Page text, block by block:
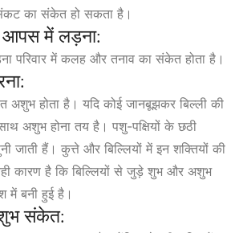
संकट का संकेत हो सकता है।
आपस में लड़ना:
परिवार में कलह और तनाव का संकेत होता है।
अशुभ होता है। यदि कोई जानबूझकर बिल्ली की
अशुभ होना तय है। पशु-पक्षियों के छठी
जाती हैं। कुत्ते और बिल्लियों में इन शक्तियों की
कारण है कि बिल्लियों से जुड़े शुभ और अशुभ
में बनी हुई है।
संकेत: